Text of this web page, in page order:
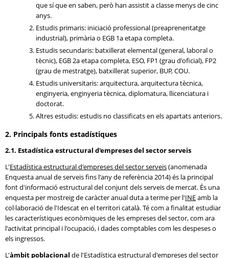
que sí que en saben, però han assistit a classe menys de cinc
anys.
Estudis primaris: iniciació professional (preaprenentatge
industrial), primària o EGB 1a etapa completa.
Estudis secundaris: batxillerat elemental (general, laboral o
tècnic), EGB 2a etapa completa, ESO, FP1 (grau d'oficial), FP2
(grau de mestratge), batxillerat superior, BUP, COU.
Estudis universitaris: arquitectura, arquitectura tècnica,
enginyeria, enginyeria tècnica, diplomatura, llicenciatura i
doctorat.
Altres estudis: estudis no classificats en els apartats anteriors.
2. Principals fonts estadístiques
2.1. Estadística estructural d'empreses del sector serveis
L'Estadística estructural d'empreses del sector serveis(anomenada
Enquesta anual de serveis fins l'any de referència 2014) és la principal
font d'informació estructural del conjunt dels serveis de mercat. És una
enquesta per mostreig de caràcter anual duta a terme per l'INEamb la
col·laboració de l'Idescat en el territori català. Té com a finalitat estudiar
les característiques econòmiques de les empreses del sector, com ara
l'activitat principal i l'ocupació, i dades comptables com les despeses o
els ingressos.
L'àmbit poblacional de l'Estadística estructural d'empreses del sector